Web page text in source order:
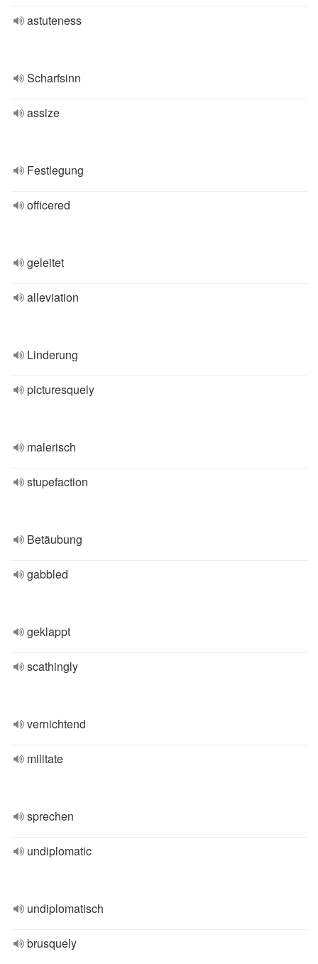
astuteness
Scharfsinn
assize
Festlegung
officered
geleitet
alleviation
Linderung
picturesquely
malerisch
stupefaction
Betäubung
gabbled
geklappt
scathingly
vernichtend
militate
sprechen
undiplomatic
undiplomatisch
brusquely